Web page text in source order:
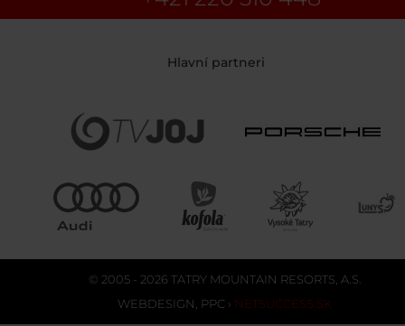
Hlavní partneri
© 2005 - 2026 TATRY MOUNTAIN RESORTS, A.S.
WEBDESIGN PPC › NETSUCCESS.SK